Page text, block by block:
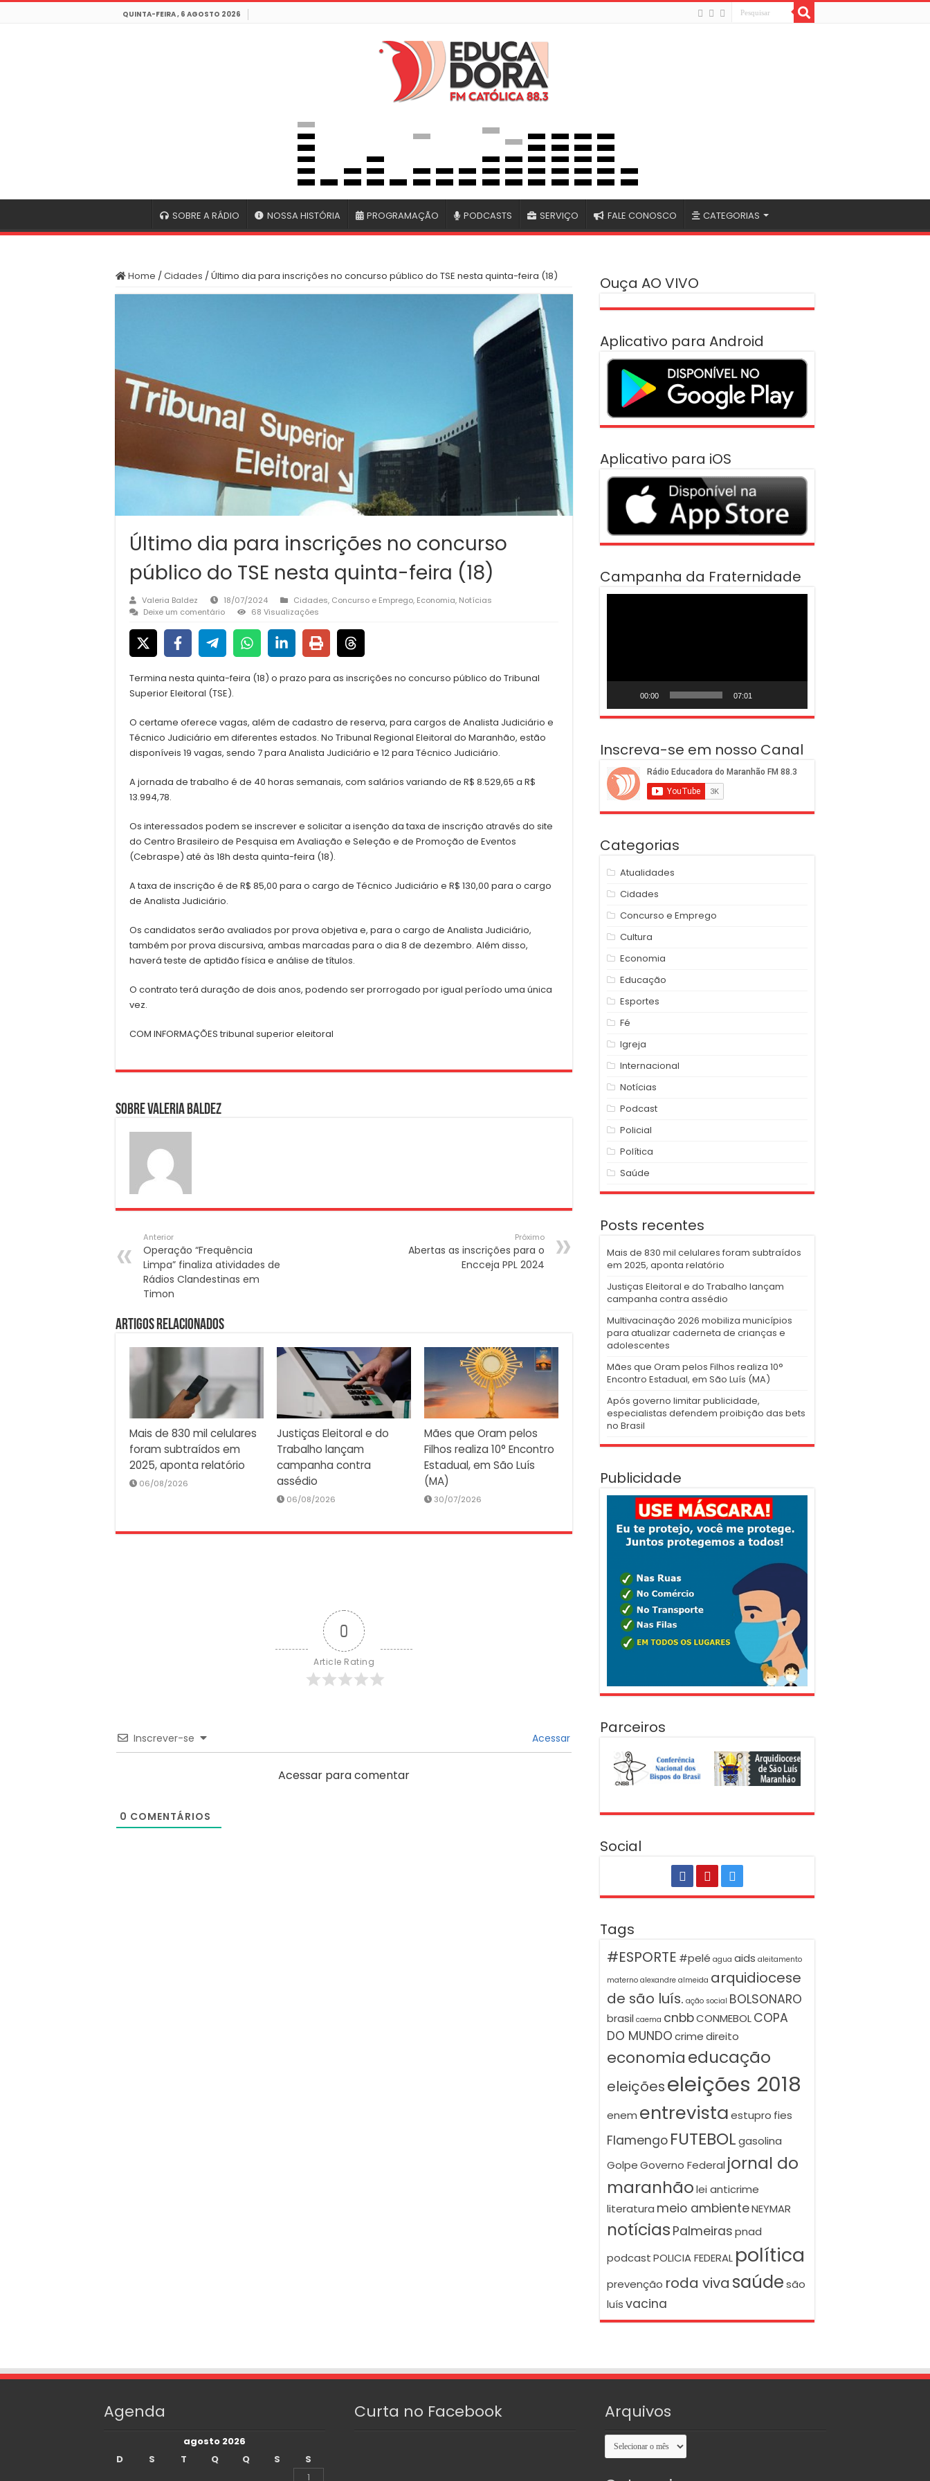
QUINTA-FEIRA , 6 AGOSTO 2026
SOBRE A RÁDIO NOSSA HISTÓRIA PROGRAMAÇÃO PODCASTS SERVIÇO FALE CONOSCO CATEGORIAS
Home /Cidades /Último dia para inscrições no concurso público do TSE nesta quinta-feira (18)
Último dia para inscrições no concurso
público do TSE nesta quinta-feira (18)
Valeria Baldez 18/07/2024 Cidades, Concurso e Emprego, Economia, Notícias
Deixe um comentário
68 Visualizações
Termina nesta quinta-feira (18) o prazo para as inscrições no concurso público do Tribunal
Superior Eleitoral (TSE).
O certame oferece vagas, além de cadastro de reserva, para cargos de Analista Judiciário e
Técnico Judiciário em diferentes estados. No Tribunal Regional Eleitoral do Maranhão, estão
disponíveis 19 vagas, sendo 7 para Analista Judiciário e 12 para Técnico Judiciário.
A jornada de trabalho é de 40 horas semanais, com salários variando de R$ 8.529,65 a R$
13.994,78.
Os interessados podem se inscrever e solicitar a isenção da taxa de inscrição através do site
do Centro Brasileiro de Pesquisa em Avaliação e Seleção e de Promoção de Eventos
(Cebraspe) até às 18h desta quinta-feira (18).
A taxa de inscrição é de R$ 85,00 para o cargo de Técnico Judiciário e R$ 130,00 para o cargo
de Analista Judiciário.
Os candidatos serão avaliados por prova objetiva e, para o cargo de Analista Judiciário,
também por prova discursiva, ambas marcadas para o dia 8 de dezembro. Além disso,
haverá teste de aptidão física e análise de títulos.
O contrato terá duração de dois anos, podendo ser prorrogado por igual período uma única
vez.
COM INFORMAÇÕES tribunal superior eleitoral
Sobre Valeria Baldez
Anterior
Operação “Frequência
Limpa” finaliza atividades de
Rádios Clandestinas em
Timon
Próximo
Abertas as inscrições para o
Encceja PPL 2024
Artigos Relacionados
Mais de 830 mil celulares
foram subtraídos em
2025, aponta relatório
06/08/2026
Justiças Eleitoral e do
Trabalho lançam
campanha contra
assédio
06/08/2026
Mães que Oram pelos
Filhos realiza 10° Encontro
Estadual, em São Luís
(MA)
30/07/2026
0
Article Rating
Inscrever-se Acessar
Acessar para comentar
0 COMENTÁRIOS
Ouça AO VIVO
Aplicativo para Android
Aplicativo para iOS
Campanha da Fraternidade
00:00 07:01
Inscreva-se em nosso Canal
Categorias
Atualidades
Cidades
Concurso e Emprego
Cultura
Economia
Educação
Esportes
Fé
Igreja
Internacional
Notícias
Podcast
Policial
Política
Saúde
Posts recentes
Mais de 830 mil celulares foram subtraídos
em 2025, aponta relatório
Justiças Eleitoral e do Trabalho lançam
campanha contra assédio
Multivacinação 2026 mobiliza municípios
para atualizar caderneta de crianças e
adolescentes
Mães que Oram pelos Filhos realiza 10°
Encontro Estadual, em São Luís (MA)
Após governo limitar publicidade,
especialistas defendem proibição das bets
no Brasil
Publicidade
Parceiros
Social
Tags
#ESPORTE #pelé agua aids aleitamento
materno alexandre almeida arquidiocese
de são luís. ação social BOLSONARO
brasil caema cnbbCONMEBOLCOPA
DO MUNDOcrimedireito
economiaeducação
eleiçõeseleições 2018
enem entrevistaestupro fies
Flamengo FUTEBOLgasolina
GolpeGoverno Federal jornal do
maranhãolei anticrime
literatura meio ambienteNEYMAR
notícias Palmeiraspnad
podcastPOLICIA FEDERAL política
prevenção roda viva saúdesão
luísvacina
Agenda
agosto 2026
D
S T Q Q S
S
1
Curta no Facebook Arquivos
Arquivos